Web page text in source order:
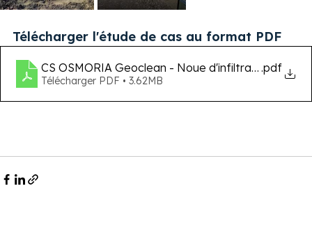
Télécharger l'étude de cas au format PDF
CS OSMORIA Geoclean - Noue d'infiltration -
.pdf
Télécharger PDF • 3.62MB